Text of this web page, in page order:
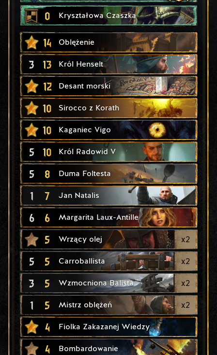
0 Kryształowa Czaszka
14 Oblężenie
3 13 Król Henselt
12 Desant morski
10 Sirocco z Korath
10 Kaganiec Vigo
5 10 Król Radowid V
5 8 Duma Foltesta
1 7 Jan Natalis
6 6 Margarita Laux-Antille
5 Wrzący olej x2
5 5 Carroballista x2
3 5 Wzmocniona Balista x2
1 5 Mistrz oblężeń x2
4 Fiolka Zakazanej Wiedzy
4 Bombardowanie